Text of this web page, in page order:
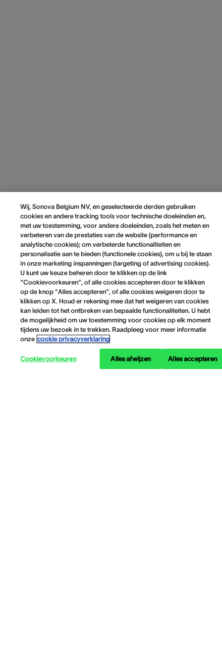
Wij, Sonova Belgium NV, en geselecteerde derden gebruiken
cookies en andere tracking tools voor technische doeleinden en,
met uw toestemming, voor andere doeleinden, zoals het meten en
verbeteren van de prestaties van de website (performance en
analytische cookies); om verbeterde functionaliteiten en
personalisatie aan te bieden (functionele cookies), om u bij te staan
in onze marketing inspanningen (targeting of advertising cookies).
U kunt uw keuze beheren door te klikken op de link
"Cookievoorkeuren", of alle cookies accepteren door te klikken
op de knop "Alles accepteren", of alle cookies weigeren door te
klikken op X. Houd er rekening mee dat het weigeren van cookies
kan leiden tot het ontbreken van bepaalde functionaliteiten. U hebt
de mogelijkheid om uw toestemming voor cookies op elk moment
tijdens uw bezoek in te trekken. Raadpleeg voor meer informatie
onze cookie privacyverklaring
Cookievoorkeuren Alles afwijzen Alles accepteren